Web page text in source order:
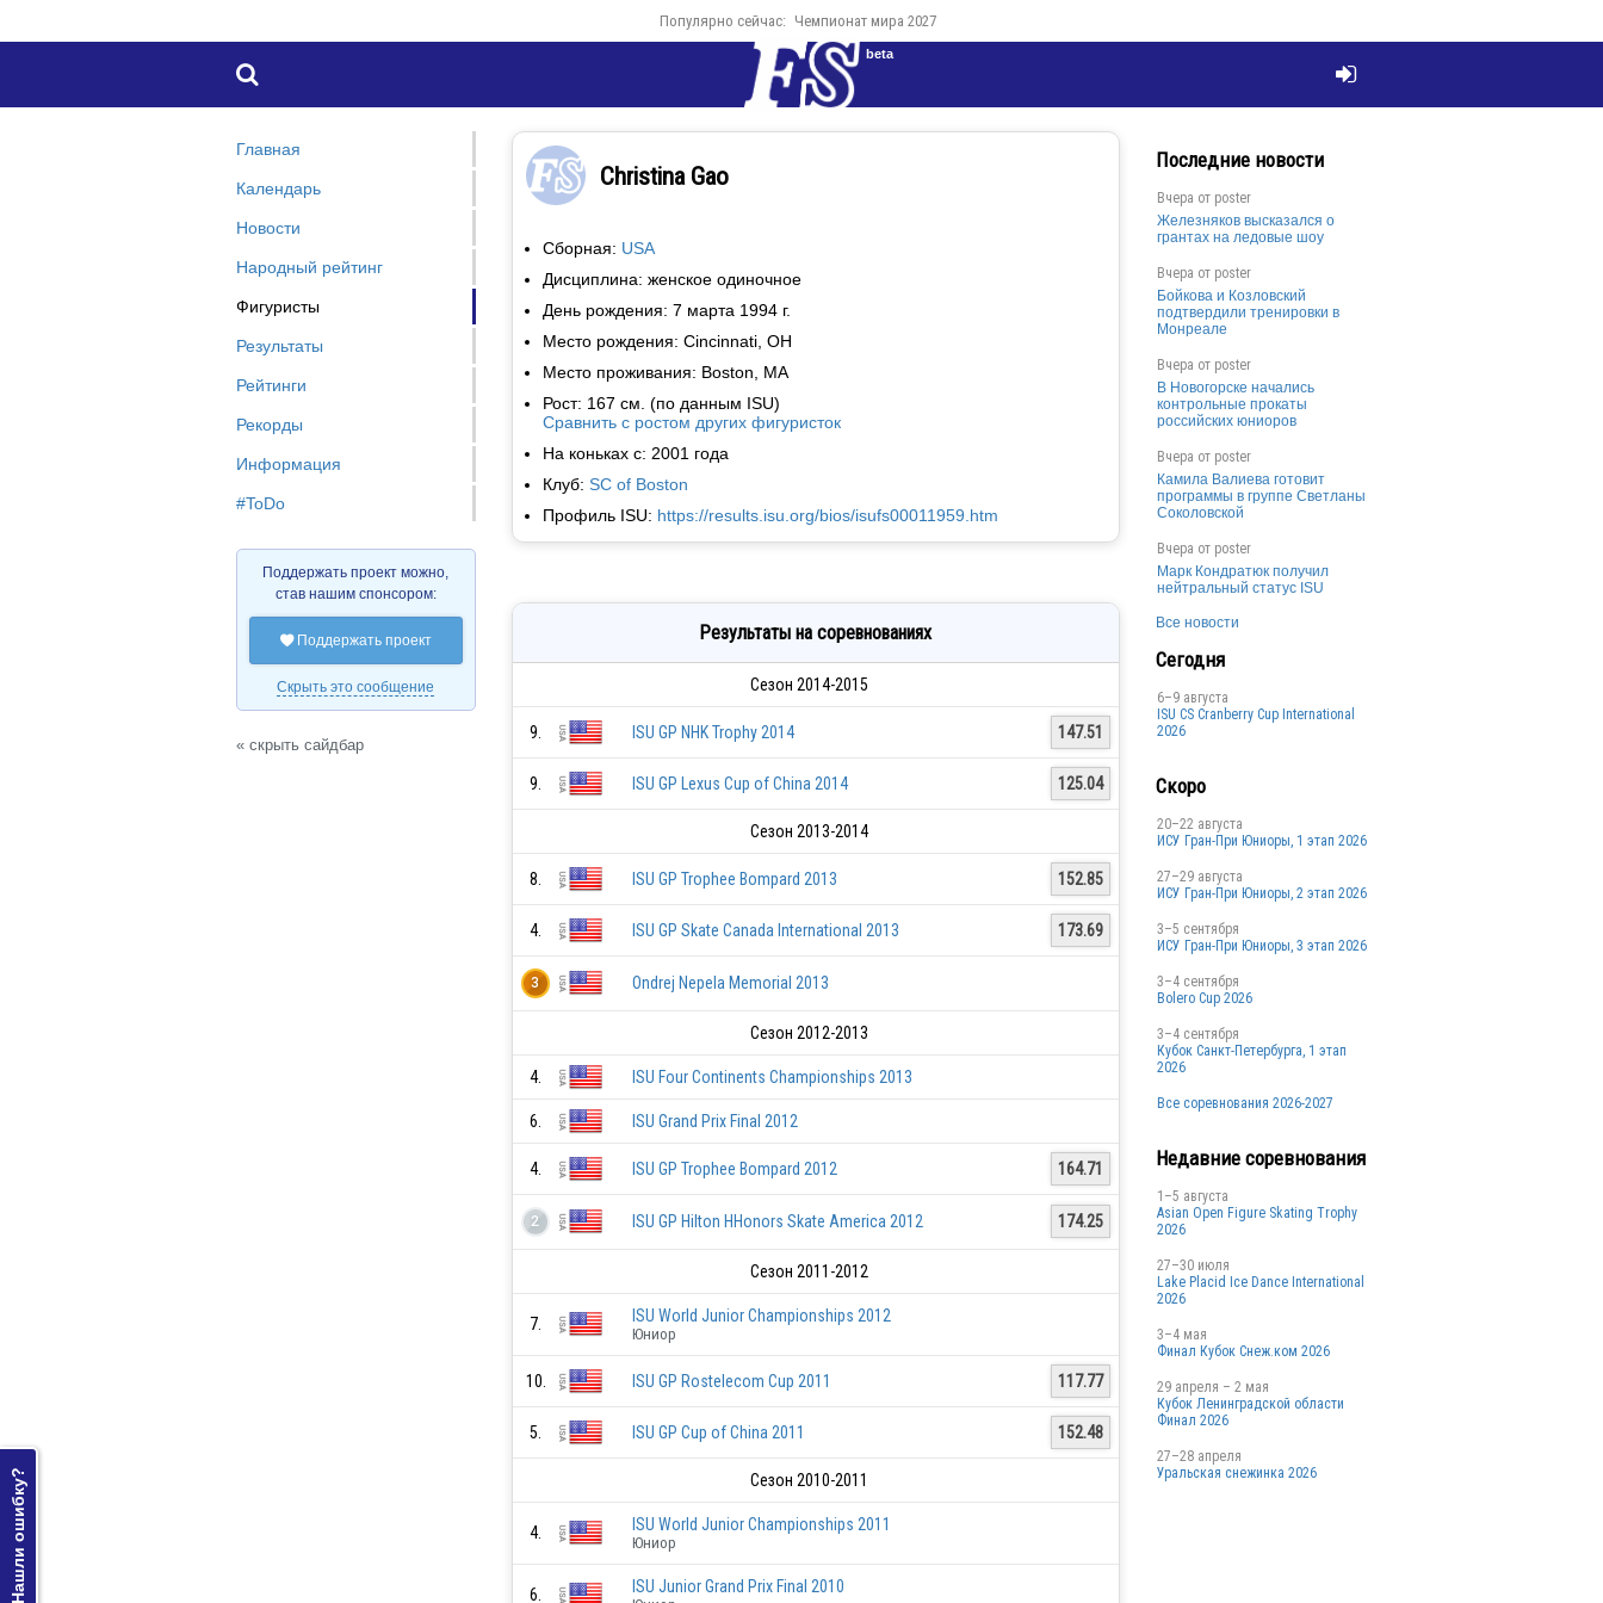
Нашли ошибку?
Популярно сейчас: Чемпионат мира 2027
 
beta
Christina Gao
Сборная: USA
Дисциплина: женское одиночное
День рождения: 7 марта 1994 г.
Место рождения: Cincinnati, OH
Место проживания: Boston, MA
Рост: 167 см. (по данным ISU)
Сравнить с ростом других фигуристок
На коньках с: 2001 года
Клуб: SC of Boston
Профиль ISU: https://results.isu.org/bios/isufs00011959.htm
Результаты на соревнованиях
Сезон 2014-2015
9. ISU GP NHK Trophy 2014 147.51
9. ISU GP Lexus Cup of China 2014 125.04
Сезон 2013-2014
8.
USA
ISU GP Trophee Bompard 2013 152.85
4. ISU GP Skate Canada International 2013 173.69
3 Ondrej Nepela Memorial 2013
Сезон 2012-2013
4. ISU Four Continents Championships 2013
6. ISU Grand Prix Final 2012
4. ISU GP Trophee Bompard 2012 164.71
2 ISU GP Hilton HHonors Skate America 2012 174.25
Сезон 2011-2012
7. ISU World Junior Championships 2012
Юниор
10. ISU GP Rostelecom Cup 2011 117.77
5. ISU GP Cup of China 2011 152.48
Сезон 2010-2011
4. ISU World Junior Championships 2011
Юниор
6. ISU Junior Grand Prix Final 2010
Главная
Календарь
Новости
Народный рейтинг
Фигуристы
Результаты
Рейтинги
Рекорды
Информация
#ToDo
Поддержать проект можно,
став нашим спонсором:
Поддержать проект
Скрыть это сообщение
« скрыть сайдбар
Последние новости
Вчера от poster
Железняков высказался о
грантах на ледовые шоу
Вчера от poster
Бойкова и Козловский
подтвердили тренировки в
Монреале
Вчера от poster
В Новогорске начались
контрольные прокаты
российских юниоров
Вчера от poster
Камила Валиева готовит
программы в группе Светланы
Соколовской
Вчера от poster
Марк Кондратюк получил
нейтральный статус ISU
Все новости
Сегодня
6–9 августа
ISU CS Cranberry Cup International
2026
Скоро
20–22 августа
ИСУ Гран-При Юниоры, 1 этап 2026
27–29 августа
ИСУ Гран-При Юниоры, 2 этап 2026
3–5 сентября
ИСУ Гран-При Юниоры, 3 этап 2026
3–4 сентября
Bolero Cup 2026
3–4 сентября
Кубок Санкт-Петербурга, 1 этап
2026
Все соревнования 2026-2027
Недавние соревнования
1–5 августа
Asian Open Figure Skating Trophy
2026
27–30 июля
Lake Placid Ice Dance International
2026
3–4 мая
Финал Кубок Снеж.ком 2026
29 апреля – 2 мая
Кубок Ленинградской области
Финал 2026
27–28 апреля
Уральская снежинка 2026